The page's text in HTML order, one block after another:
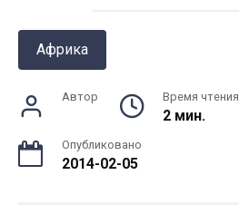
Африка
Автор Время чтения
2 мин.
Опубликовано
2014-02-05